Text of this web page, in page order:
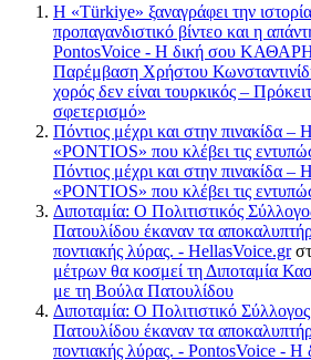
Η «Türkiye» ξαναγράφει την
προπαγανδιστικό βίντεο και η
PontosVoice - H δική σου
Παρέμβαση Χρήστου
χορός δεν είναι τουρκικός –
σφετερισμό»
Πόντιος μέχρι και στην πινακίδα –
«PONTIOS» που κλέβει τις
Πόντιος μέχρι και στην πινακίδα –
«PONTIOS» που κλέβει τις
Διποταμία: Ο Πολιτιστικός
Πατουλίδου έκαναν τα
ποντιακής λύρας. - HellasVoice.gr
μέτρων θα κοσμεί τη Διποταμία
με τη Βούλα Πατουλίδου
Διποταμία: Ο Πολιτιστικό
Πατουλίδου έκαναν τα
ποντιακής λύρας. - PontosVoice -